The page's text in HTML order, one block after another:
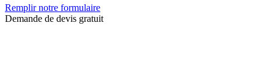
Remplir notre formulaire
Demande de devis gratuit